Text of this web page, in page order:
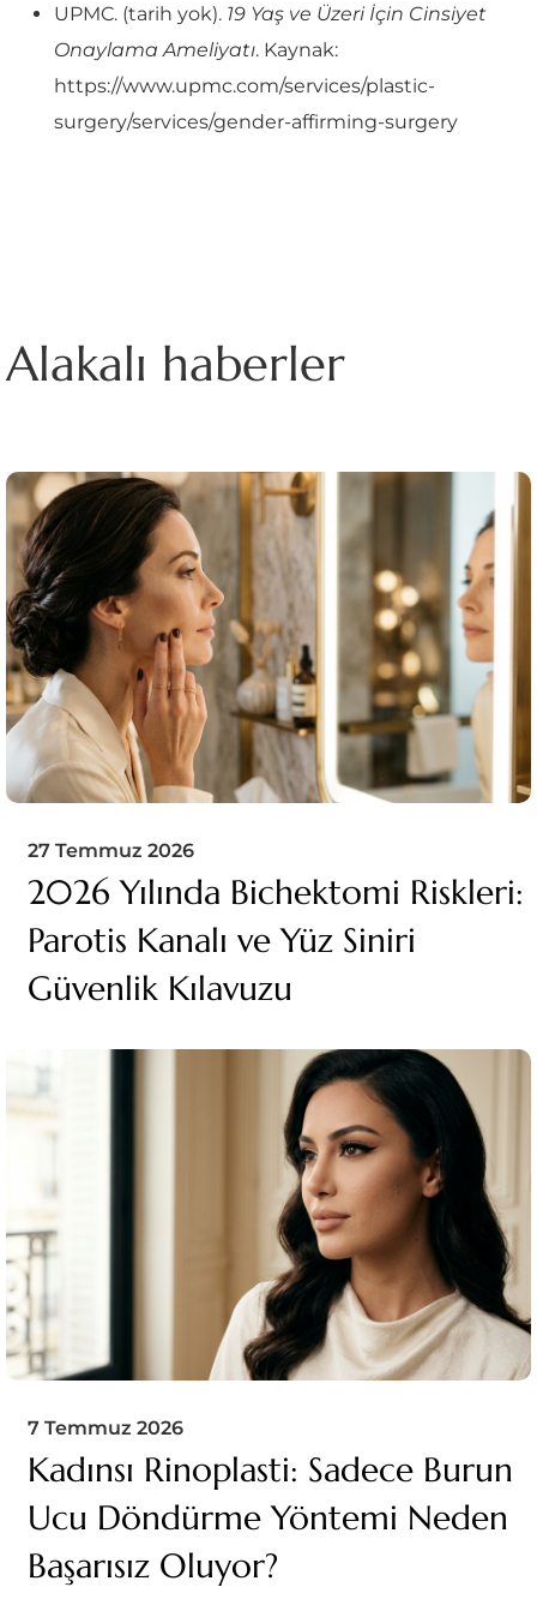
UPMC. (tarih yok). 19 Yaş ve Üzeri İçin Cinsiyet
Onaylama Ameliyatı. Kaynak:
https://www.upmc.com/services/plastic-
surgery/services/gender-affirming-surgery
Alakalı haberler
27 Temmuz 2026
2026 Yılında Bichektomi Riskleri:
Parotis Kanalı ve Yüz Siniri
Güvenlik Kılavuzu
7 Temmuz 2026
Kadınsı Rinoplasti: Sadece Burun
Ucu Döndürme Yöntemi Neden
Başarısız Oluyor?